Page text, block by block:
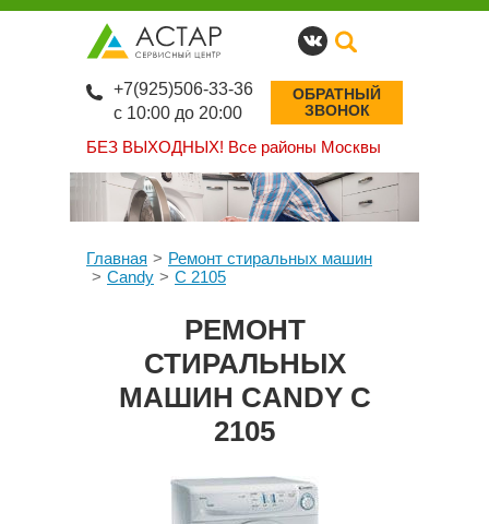
БЕЗ ВЫХОДНЫХ! Все районы Москвы
+7(925)506-33-36
с 10:00 до 20:00
ОБРАТНЫЙ
ЗВОНОК
Главная
Ремонт стиральных машин
Candy
C 2105
РЕМОНТ
СТИРАЛЬНЫХ
МАШИН CANDY C
2105